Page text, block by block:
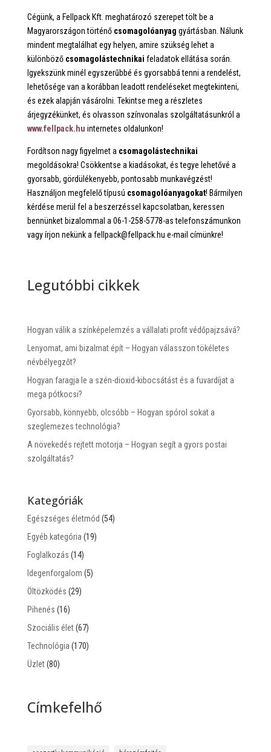
Cégünk, a Fellpack Kft. meghatározó szerepet tölt be a
Magyarországon történő csomagolóanyag gyártásban. Nálunk
mindent megtalálhat egy helyen, amire szükség lehet a
különböző csomagolástechnikai feladatok ellátása során.
Igyekszünk minél egyszerűbbé és gyorsabbá tenni a rendelést,
lehetősége van a korábban leadott rendeléseket megtekinteni,
és ezek alapján vásárolni. Tekintse meg a részletes
árjegyzékünket, és olvasson színvonalas szolgáltatásunkról a
www.fellpack.hu internetes oldalunkon!
Fordítson nagy figyelmet a csomagolástechnikai
megoldásokra! Csökkentse a kiadásokat, és tegye lehetővé a
gyorsabb, gördülékenyebb, pontosabb munkavégzést!
Használjon megfelelő típusú csomagolóanyagokat! Bármilyen
kérdése merül fel a beszerzéssel kapcsolatban, keressen
bennünket bizalommal a 06-1-258-5778-as telefonszámunkon
vagy írjon nekünk a fellpack@fellpack.hu e-mail címünkre!
Legutóbbi cikkek
Hogyan válik a színképelemzés a vállalati profit védőpajzsává?
Lenyomat, ami bizalmat épít – Hogyan válasszon tökéletes
névbélyegzőt?
Hogyan faragja le a szén-dioxid-kibocsátást és a fuvardíjat a
mega pótkocsi?
Gyorsabb, könnyebb, olcsóbb – Hogyan spórol sokat a
szeglemezes technológia?
A növekedés rejtett motorja – Hogyan segít a gyors postai
szolgáltatás?
Kategóriák
Egészséges életmód (54)
Egyéb kategória (19)
Foglalkozás (14)
Idegenforgalom (5)
Öltözködés (29)
Pihenés (16)
Szociális élet(67)
Technológia (170)
Üzlet(80)
Címkefelhő